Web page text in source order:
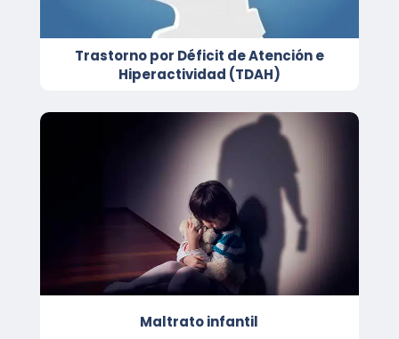
Trastorno por Déficit de Atención e
Hiperactividad (TDAH)
Maltrato infantil